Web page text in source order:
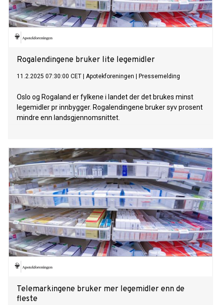
Rogalendingene bruker lite legemidler
11.2.2025 07:30:00 CET Apotekforeningen Pressemelding
Oslo og Rogaland er fylkene i landet der det brukes minst
legemidler pr innbygger. Rogalendingene bruker syv prosent
mindre enn landsgjennomsnittet.
Telemarkingene bruker mer legemidler enn de
fleste